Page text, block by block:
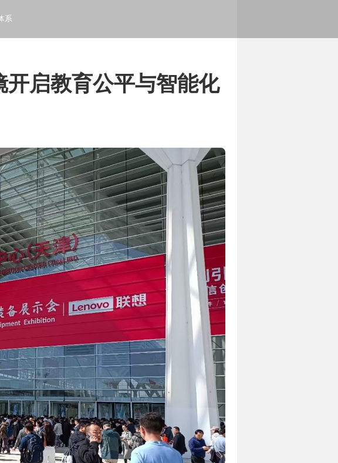
和文档
公司概况和发展历程
系
聚合科技的业务范围和服务内容
启教育公平与智能化